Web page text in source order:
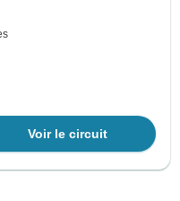
Voir le circuit